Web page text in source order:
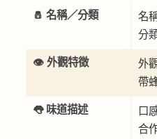
🧂 名稱／分類
名
分
👁️ 外觀特徵
外
帶
👅 味道描述
口
合